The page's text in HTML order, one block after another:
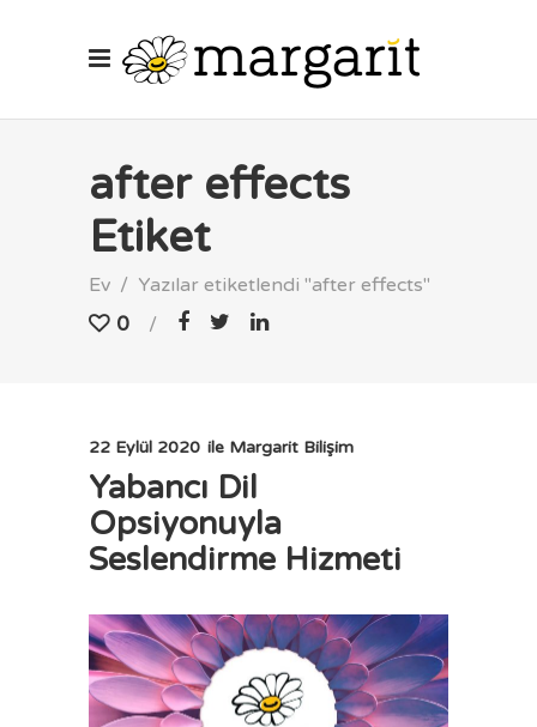
after effects
Etiket
Ev / Yazılar etiketlendi "after effects"
0
22 Eylül 2020 ile Margarit Bilişim
Yabancı Dil
Opsiyonuyla
Seslendirme Hizmeti